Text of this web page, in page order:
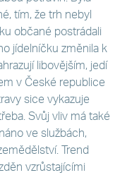
tím, že trh nebyl
občané postrádali
jídelníčku změnila k
libovějším, jedí
v České republice
sice vykazuje
Svůj vliv má také
ve službách,
Trend
vzrůstajícími